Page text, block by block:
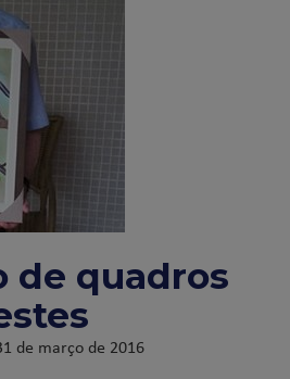
de quadros
de março de 2016